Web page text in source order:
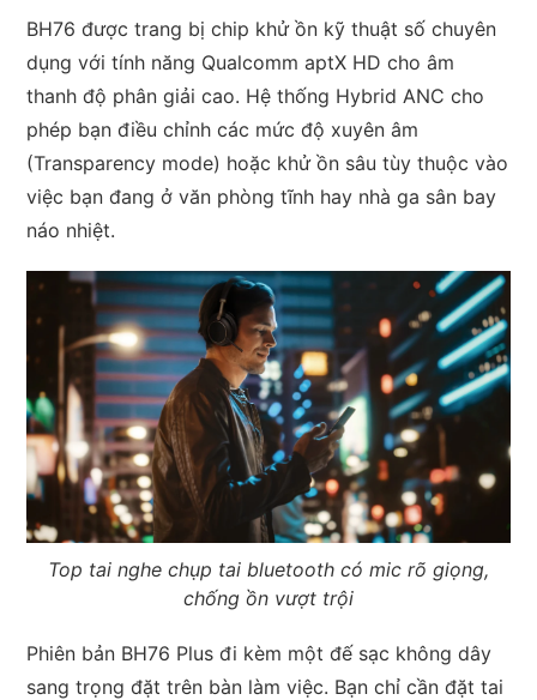
BH76 được trang bị chip khử ồn kỹ thuật số chuyên
dụng với tính năng Qualcomm aptX HD cho âm
thanh độ phân giải cao. Hệ thống Hybrid ANC cho
phép bạn điều chỉnh các mức độ xuyên âm
(Transparency mode) hoặc khử ồn sâu tùy thuộc vào
việc bạn đang ở văn phòng tĩnh hay nhà ga sân bay
náo nhiệt.
Top tai nghe chụp tai bluetooth có mic rõ giọng,
chống ồn vượt trội
Phiên bản BH76 Plus đi kèm một đế sạc không dây
sang trọng đặt trên bàn làm việc. Bạn chỉ cần đặt tai